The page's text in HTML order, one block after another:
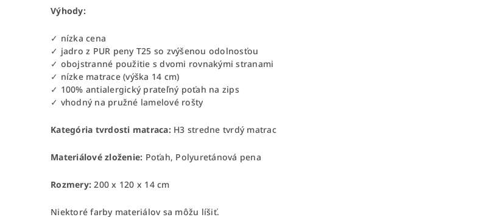
Výhody:
✓ nízka cena
✓ jadro z PUR peny T25 so zvýšenou odolnosťou
✓ obojstranné použitie s dvomi rovnakými stranami
✓ nízke matrace (výška 14 cm)
✓ 100% antialergický prateľný poťah na zips
✓ vhodný na pružné lamelové rošty
Kategória tvrdosti matraca: H3 stredne tvrdý matrac
Materiálové zloženie: Poťah, Polyuretánová pena
Rozmery: 200 x 120 x 14 cm
Niektoré farby materiálov sa môžu líšiť.